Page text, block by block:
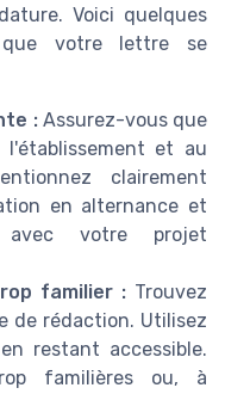
Voici quelques
que votre lettre se
:Assurez-vous que
et au
clairement
en alternance et
avec votre projet
familier : Trouvez
de rédaction. Utilisez
restant accessible.
familières ou, à